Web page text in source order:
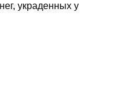
украденных у